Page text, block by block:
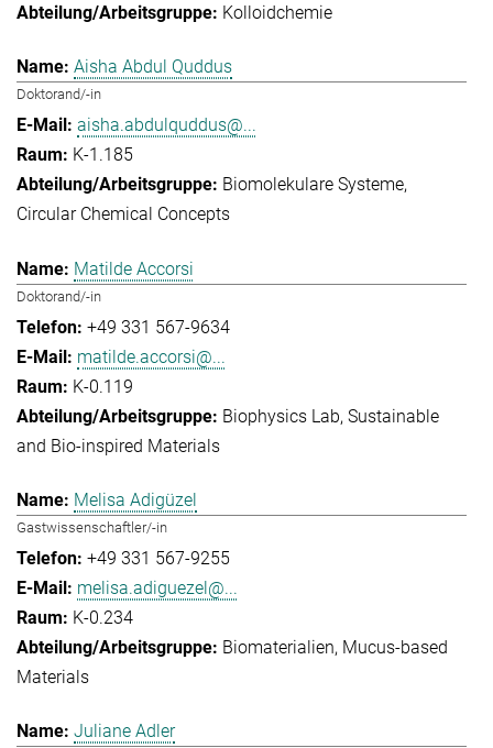
Kolloidchemie
Aisha Abdul Quddus
Doktorand/-in
aisha.abdulquddus@...
K-1.185
Biomolekulare Systeme
Circular Chemical Concepts
Matilde Accorsi
Doktorand/-in
+49 331 567-9634
matilde.accorsi@...
K-0.119
Biophysics Lab Sustainable
and Bio-inspired Materials
Melisa Adigüzel
Gastwissenschaftler/-in
+49 331 567-9255
melisa.adiguezel@...
K-0.234
Biomaterialien Mucus-based
Materials
Juliane Adler